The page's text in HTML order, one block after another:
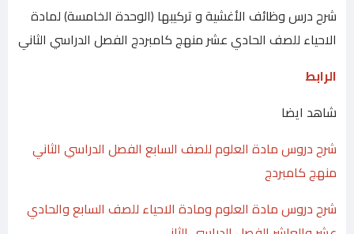
شرح درس وظائف الأغشية و تركيبها (الوحدة الخامسة) لمادة
الاحياء للصف الحادي عشر منهج كامبردج الفصل الدراسي الثاني
الرابط
شاهد ايضا
شرح دروس مادة العلوم للصف السابع الفصل الدراسي الثاني
منهج كامبردج
شرح دروس مادة العلوم ومادة الاحياء للصف السابع والحادي